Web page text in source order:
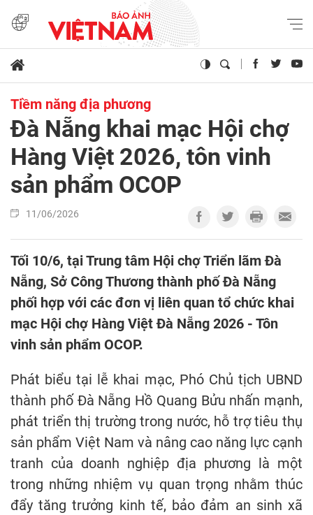
Tiềm năng địa phương
Đà Nẵng khai mạc Hội chợ
Hàng Việt 2026, tôn vinh
sản phẩm OCOP
11/06/2026
Tối 10/6, tại Trung tâm Hội chợ Triển lãm Đà
Nẵng, Sở Công Thương thành phố Đà Nẵng
phối hợp với các đơn vị liên quan tổ chức khai
mạc Hội chợ Hàng Việt Đà Nẵng 2026 - Tôn
vinh sản phẩm OCOP.
Phát biểu tại lễ khai mạc, Phó Chủ tịch UBND
thành phố Đà Nẵng Hồ Quang Bửu nhấn mạnh,
phát triển thị trường trong nước, hỗ trợ tiêu thụ
sản phẩm Việt Nam và nâng cao năng lực cạnh
tranh của doanh nghiệp địa phương là một
trong những nhiệm vụ quan trọng nhằm thúc
đẩy tăng trưởng kinh tế, bảo đảm an sinh xã